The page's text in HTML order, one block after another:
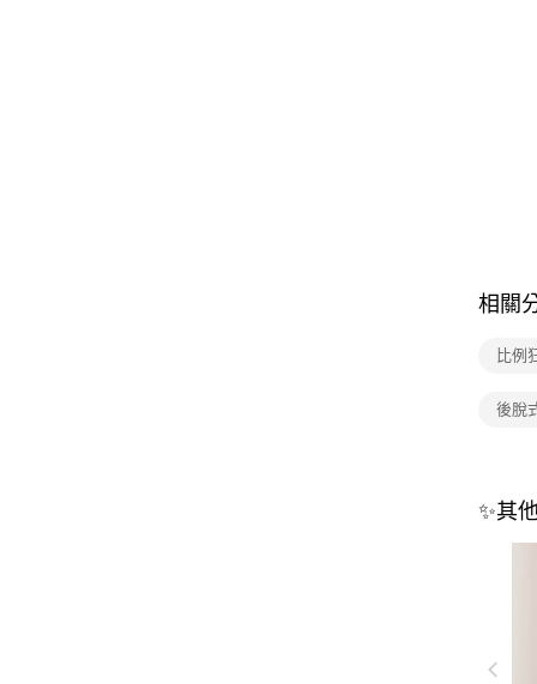
相關
比例
後脫
✨其